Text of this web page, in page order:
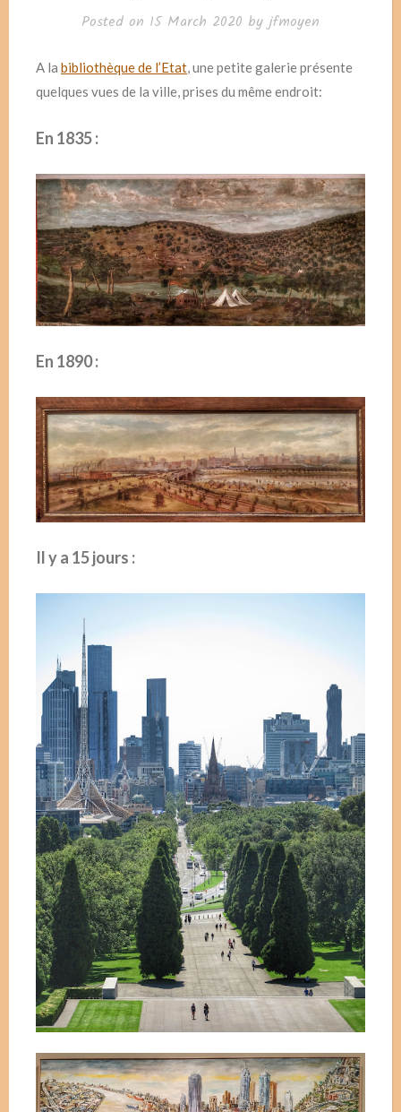
Posted on 15 March 2020 byjfmoyen
A la bibliothèque de l’Etat, une petite galerie présente
quelques vues de la ville, prises du même endroit:
En 1835 :
En 1890 :
Il y a 15 jours :